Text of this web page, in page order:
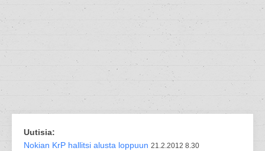
Uutisia:
Nokian KrP hallitsi alusta loppuun 21.2.2012 8.30